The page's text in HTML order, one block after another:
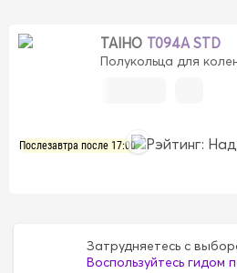
TAIHO T094A STD
Полукольца для
Послезавтра после 17:00
Затрудняетесь с
Воспользуйтесь гидом